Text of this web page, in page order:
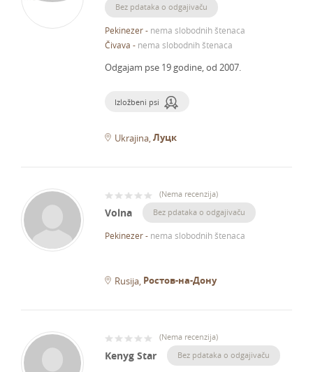
Bez pdataka o odgajivaču
Pekinezer- nema slobodnih štenaca
Čivava - nema slobodnih štenaca
Odgajam pse 19 godine, od 2007.
Izložbeni psi
Ukrajina Луцк
(Nema recenzija)
Volna Bez pdataka o odgajivaču
Pekinezer- nema slobodnih štenaca
Rusija Ростов-на-Дону
(Nema recenzija)
Kenyg Star Bez pdataka o odgajivaču